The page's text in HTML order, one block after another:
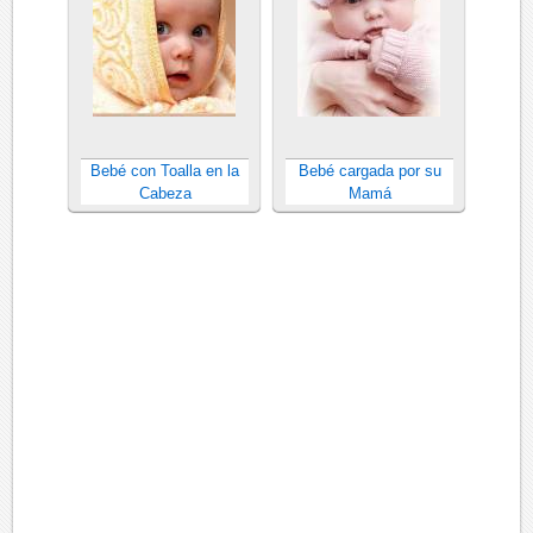
Bebé con Toalla en la
Cabeza
Bebé cargada por su
Mamá